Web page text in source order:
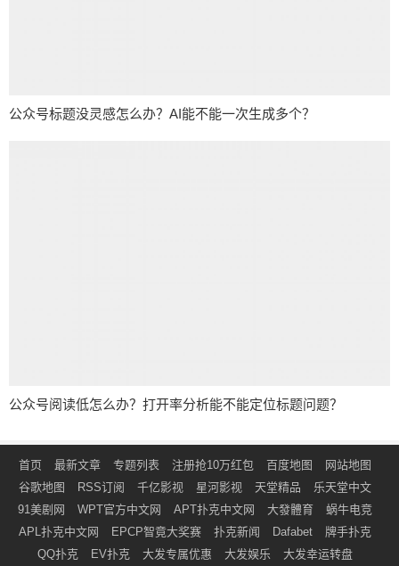
公众号标题没灵感怎么办？AI能不能一次生成多个？
公众号阅读低怎么办？打开率分析能不能定位标题问题？
首页 最新文章 专题列表 注册抢10万红包 百度地图
网站地图
谷歌地图
RSS订阅 千亿影视 星河影视 天堂精品
乐天堂中文
91美剧网
WPT官方中文网 APT扑克中文网 大發體育
蜗牛电竞
APL扑克中文网
EPCP智竟大奖赛 扑克新闻 Dafabet
牌手扑克
QQ扑克
EV扑克 大发专属优惠 大发娱乐 大发幸运转盘